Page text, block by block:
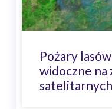
Pożary
widoczne na